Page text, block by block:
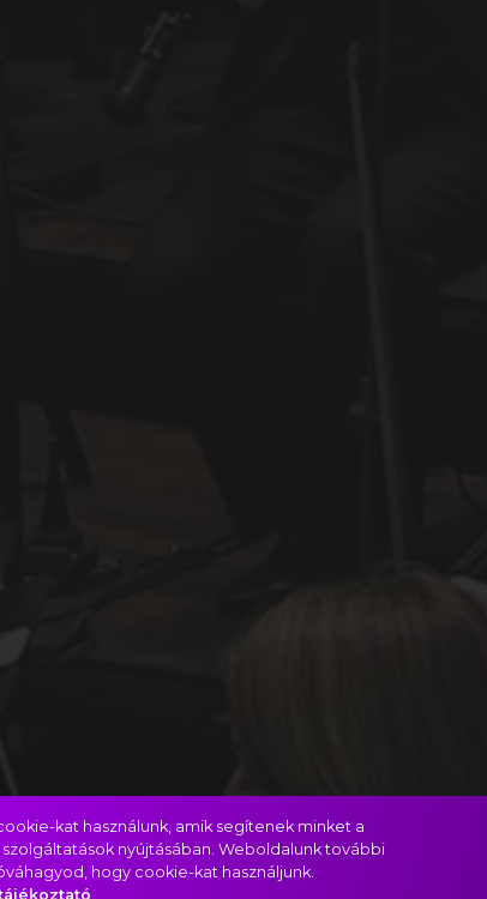
kat használunk, amik segítenek minket a
nyújtásában. Weboldalunk további
hogy cookie-kat használjunk.